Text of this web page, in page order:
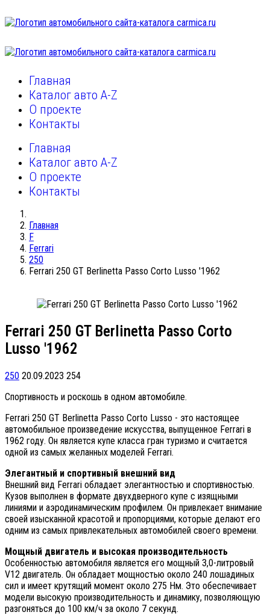
Главная
Каталог авто A-Z
О проекте
Контакты
Главная
Каталог авто A-Z
О проекте
Контакты
Главная
F
Ferrari
250
Ferrari 250 GT Berlinetta Passo Corto Lusso '1962
Ferrari 250 GT Berlinetta Passo Corto
Lusso '1962
250 20.09.2023 254
Спортивность и роскошь в одном автомобиле.
Ferrari 250 GT Berlinetta Passo Corto Lusso - это настоящее
автомобильное произведение искусства, выпущенное Ferrari в
1962 году. Он является купе класса гран туризмо и считается
одной из самых желанных моделей Ferrari.
Элегантный и спортивный внешний вид
Внешний вид Ferrari обладает элегантностью и спортивностью.
Кузов выполнен в формате двухдверного купе с изящными
линиями и аэродинамическим профилем. Он привлекает внимание
своей изысканной красотой и пропорциями, которые делают его
одним из самых привлекательных автомобилей своего времени.
Мощный двигатель и высокая производительность
Особенностью автомобиля является его мощный 3,0-литровый
V12 двигатель. Он обладает мощностью около 240 лошадиных
сил и имеет крутящий момент около 275 Нм. Это обеспечивает
модели высокую производительность и динамику, позволяющую
разгоняться до 100 км/ч за около 7 секунд.